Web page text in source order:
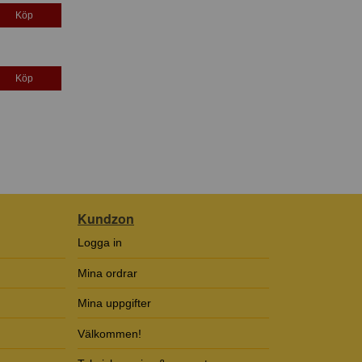
Köp
Köp
Kundzon
Logga in
Mina ordrar
Mina uppgifter
Välkommen!